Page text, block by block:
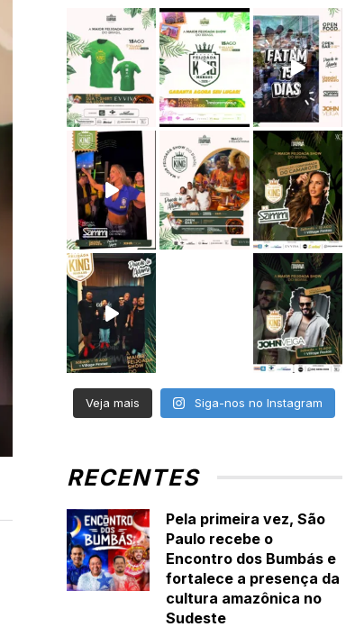
Veja mais Siga-nos no Instagram
RECENTES
Pela primeira vez, São
Paulo recebe o
Encontro dos Bumbás e
fortalece a presença da
cultura amazônica no
Sudeste